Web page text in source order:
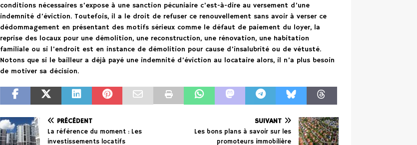
conditions nécessaires s’expose à une sanction pécuniaire c’est-à-dire au versement d’une
indemnité d’éviction. Toutefois, il a le droit de refuser ce renouvellement sans avoir à verser ce
dédommagement en présentant des motifs sérieux comme le défaut de paiement du loyer, la
reprise des locaux pour une démolition, une reconstruction, une rénovation, une habitation
familiale ou si l’endroit est en instance de démolition pour cause d’insalubrité ou de vétusté.
Notons que si le bailleur a déjà payé une indemnité d’éviction au locataire alors, il n’a plus besoin
de motiver sa décision.
PRÉCÉDENT
La référence du moment : Les
investissements locatifs
SUIVANT
Les bons plans à savoir sur les
promoteurs immobilière